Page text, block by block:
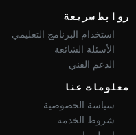
روابط سريعة
استخدام البرنامج التعليمي
الأسئلة الشائعة
الدعم الفني
معلومات عنا
سياسة الخصوصية
شروط الخدمة